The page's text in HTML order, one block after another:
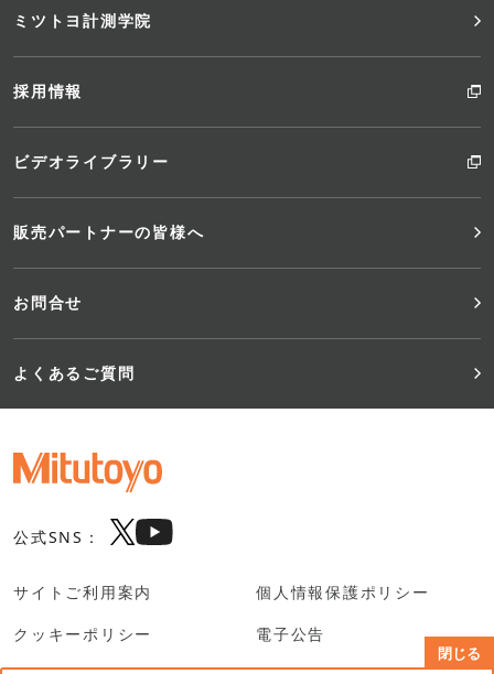
ミツトヨ計測学院
採用情報
ビデオライブラリー
販売パートナーの皆様へ
お問合せ
よくあるご質問
公式SNS：
サイトご利用案内
個人情報保護ポリシー
クッキーポリシー
電子公告
閉じる